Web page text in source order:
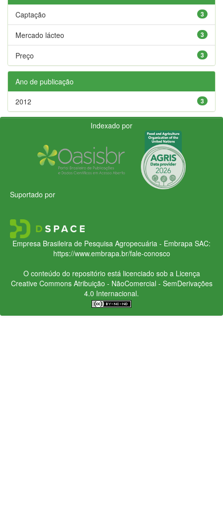
3
Captação
3
Mercado lácteo
3
Preço
Ano de publicação
3
2012
Indexado por
Suportado por
Empresa Brasileira de Pesquisa Agropecuária - Embrapa SAC:
https://www.embrapa.br/fale-conosco
O conteúdo do repositório está licenciado sob a Licença
Creative CommonsAtribuição - NãoComercial - SemDerivações
4.0 Internacional.